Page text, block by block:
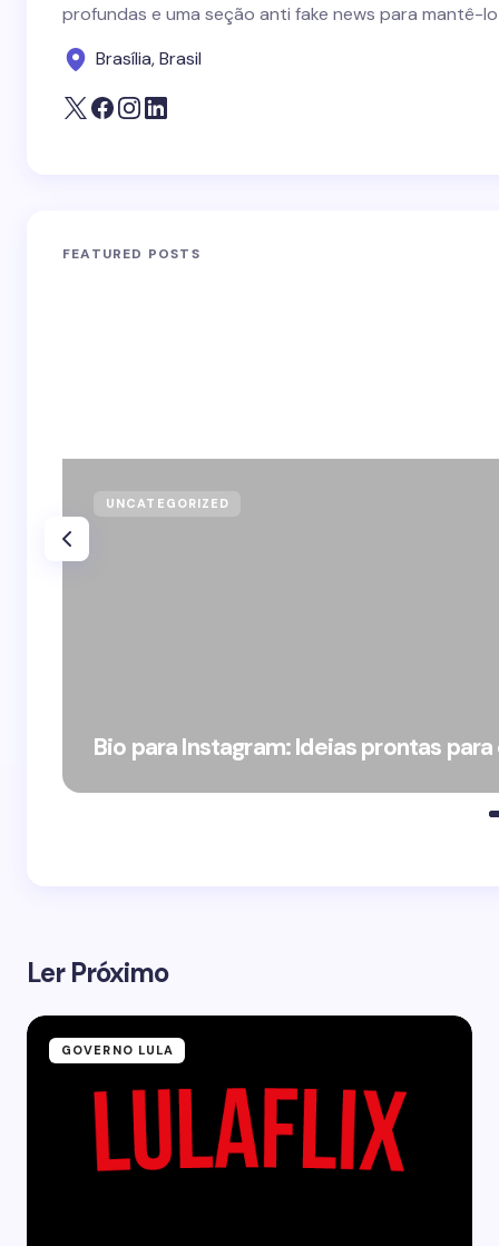
profundas e uma seção anti fake news para mantê-
Brasília, Brasil
FEATURED POSTS
UNCATEGORIZED
Bio para Instagram: Ideias prontas
Ler Próximo
GOVERNO LULA